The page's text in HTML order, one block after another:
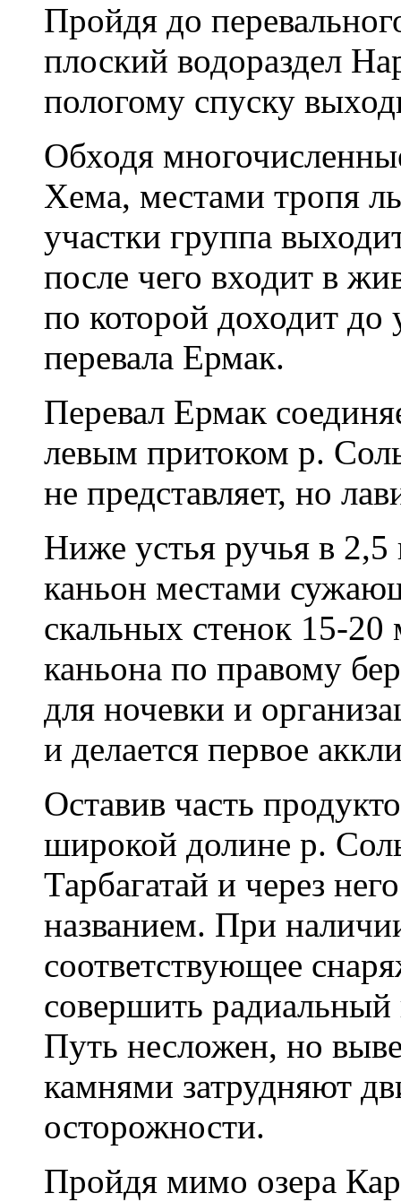
Пройдя до
плоский водораздел
пологому спуску
Обходя
Хема, местами тропя
участки группа
после чего входит в
по которой доходит до
перевала Ермак.
Перевал Ермак
левым притоком р.
не представляет, но
Ниже устья ручья в
каньон местами
скальных стенок 15-
каньона по правому
для ночевки и
и делается первое
Оставив часть
широкой долине р.
Тарбагатай и через
названием. При
соответствующее
совершить
Путь несложен, но
камнями затрудняют
осторожности.
Пройдя мимо озера